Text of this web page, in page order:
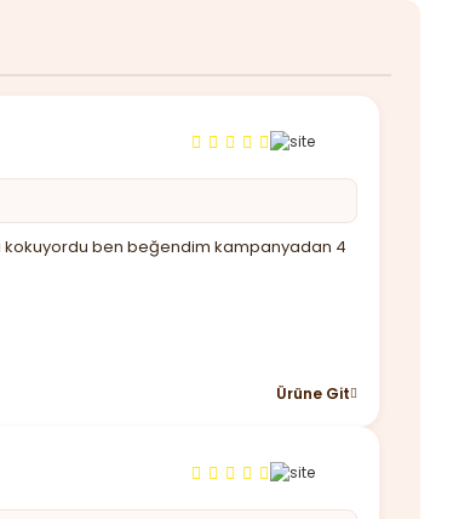
kokuyordu ben beğendim kampanyadan 4
Ürüne Git